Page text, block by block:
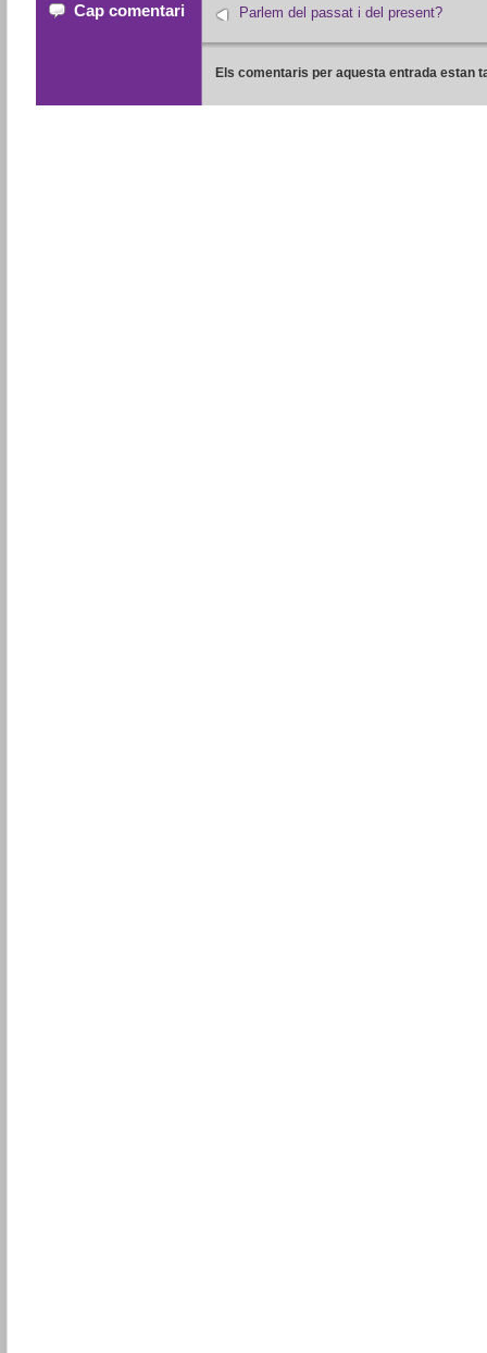
Cap comentari Parlem del passat i del present?
Els comentaris per aquesta entrada estan